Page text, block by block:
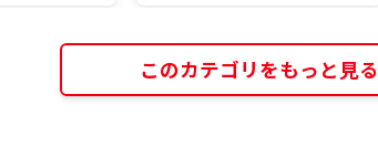
このカテゴリをもっと見る